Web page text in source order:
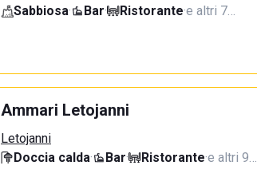
Sabbiosa· Bar· Ristorante·e altri 7…
Ammari Letojanni
Letojanni
Doccia calda· Bar· Ristorante·e altri 9…